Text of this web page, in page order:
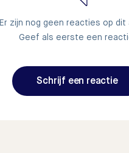
Er zijn nog geen reacties op dit
Geef als eerste een
Schrijf een reactie